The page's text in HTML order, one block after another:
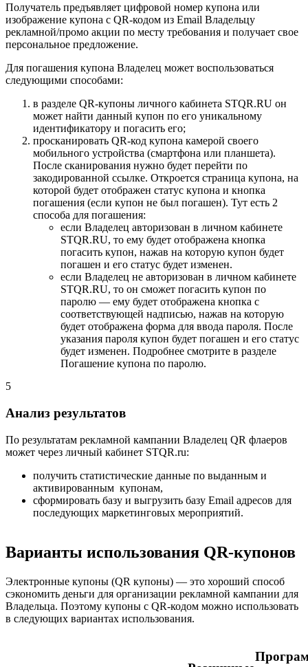
Получатель предъявляет цифровой номер купона или
изображение купона с QR-кодом из Email Владельцу
рекламной/промо акции по месту требования и получает свое
персональное предложение.
Для погашения купона Владелец может воспользоваться
следующими способами:
в разделе QR-купоны личного кабинета STQR.RU он
может найти данный купон по его уникальному
идентификатору и погасить его;
просканировать QR-код купона камерой своего
мобильного устройства (смартфона или планшета).
После сканирования нужно будет перейти по
закодированной ссылке. Откроется страница купона, на
которой будет отображен статус купона и кнопка
погашения (если купон не был погашен). Тут есть 2
способа для погашения:
если Владелец авторизован в личном кабинете
STQR.RU, то ему будет отображена кнопка
погасить купон, нажав на которую купон будет
погашен и его статус будет изменен.
если Владелец не авторизован в личном кабинете
STQR.RU, то он сможет погасить купон по
паролю — ему будет отображена кнопка с
соответствующей надписью, нажав на которую
будет отображена форма для ввода пароля. После
указания пароля купон будет погашен и его статус
будет изменен. Подробнее смотрите в разделе
Погашение купона по паролю.
5
Анализ результатов
По результатам рекламной кампании Владелец QR флаеров
может через личный кабинет STQR.ru:
получить статистические данные по выданным и
активированным купонам,
cформировать базу и выгрузить базу Email адресов для
последующих маркетинговых мероприятий.
Варианты использования QR-купонов
Электронные купоны (QR купоны) — это хороший способ
сэкономить деньги для организации рекламной кампании для
Владельца. Поэтому купоны с QR-кодом можно использовать
в следующих вариантах использования.